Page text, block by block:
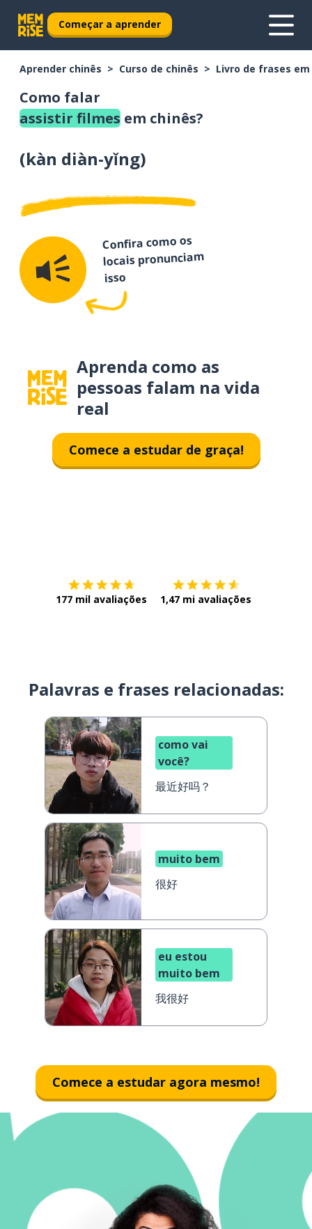
Começar a aprender
Aprender chinês Curso de chinês Livro de frases
Como falar
assistir filmes em chinês?
(kàn diàn-yǐng)
Confira como os
locais pronunciam
isso
Aprenda como as
pessoas falam na vida
real
Comece a estudar de graça!
177 mil avaliações 1,47 mi avaliações
Palavras e frases relacionadas:
como vai
você?
最近好吗？
muito bem
很好
eu estou
muito bem
我很好
Comece a estudar agora mesmo!